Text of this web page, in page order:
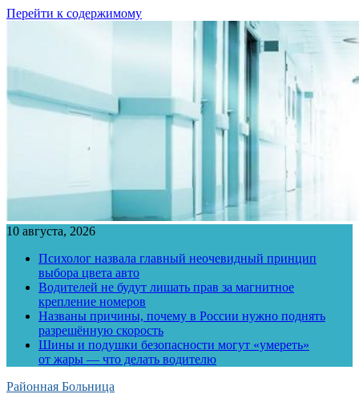
Перейти к содержимому
10 августа, 2026
Психолог назвала главный неочевидный принцип
выбора цвета авто
Водителей не будут лишать прав за магнитное
крепление номеров
Названы причины, почему в России нужно поднять
разрешённую скорость
Шины и подушки безопасности могут «умереть»
от жары — что делать водителю
Районная Больница